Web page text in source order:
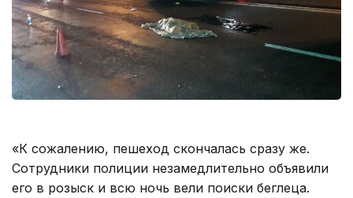
«К сожалению, пешеход скончалась сразу же.
Сотрудники полиции незамедлительно объявили
его в розыск и всю ночь вели поиски беглеца.